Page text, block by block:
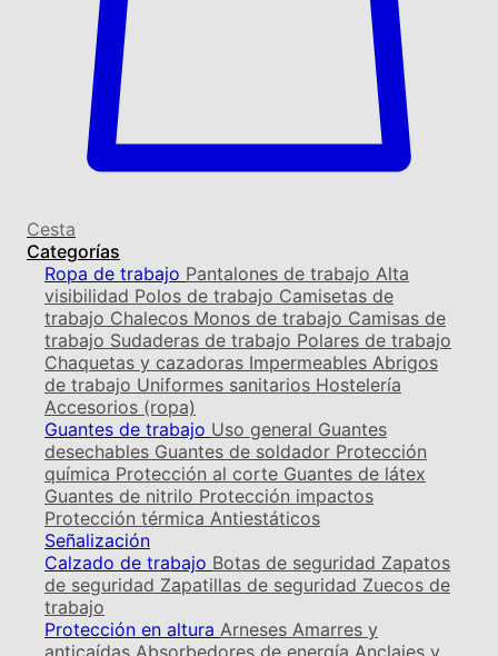
Cesta
Categorías
Ropa de trabajo Pantalones de trabajo Alta
visibilidad Polos de trabajo Camisetas de
trabajo Chalecos Monos de trabajo Camisas de
trabajo Sudaderas de trabajo Polares de trabajo
Chaquetas y cazadoras Impermeables Abrigos
de trabajo Uniformes sanitarios Hostelería
Accesorios (ropa)
Guantes de trabajo Uso general Guantes
desechables Guantes de soldador Protección
química Protección al corte Guantes de látex
Guantes de nitrilo Protección impactos
Protección térmica Antiestáticos
Señalización
Calzado de trabajo Botas de seguridad Zapatos
de seguridad Zapatillas de seguridad Zuecos de
trabajo
Protección en altura Arneses Amarres y
anticaídas Absorbedores de energía Anclajes y